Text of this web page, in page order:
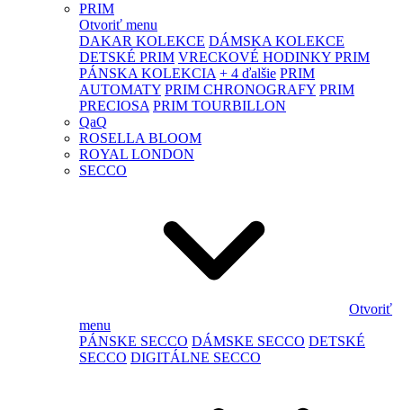
PRIM
Otvoriť menu
DAKAR KOLEKCE DÁMSKA KOLEKCE
DETSKÉ PRIM VRECKOVÉ HODINKY PRIM
PÁNSKA KOLEKCIA + 4 ďalšie PRIM
AUTOMATY PRIM CHRONOGRAFY PRIM
PRECIOSA PRIM TOURBILLON
QaQ
ROSELLA BLOOM
ROYAL LONDON
SECCO
Otvoriť
menu
PÁNSKE SECCO DÁMSKE SECCO DETSKÉ
SECCO DIGITÁLNE SECCO